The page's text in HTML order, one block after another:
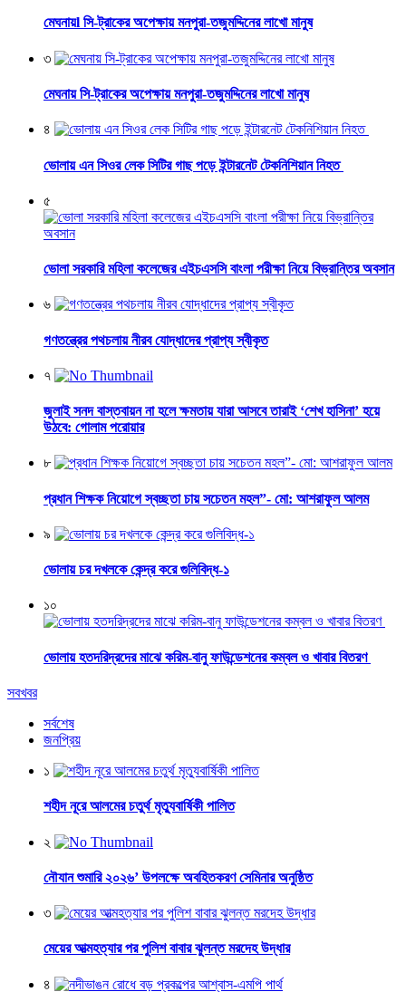
মেঘনায়l সি-ট্রাকের অপেক্ষায় মনপুরা-তজুমদ্দিনের লাখো মানুষ
৩
মেঘনায় সি-ট্রাকের অপেক্ষায় মনপুরা-তজুমদ্দিনের লাখো মানুষ
৪
ভোলায় এন সিওর লেক সিটির গাছ পড়ে ইন্টারনেট টেকনিশিয়ান নিহত
৫
ভোলা সরকারি মহিলা কলেজের এইচএসসি বাংলা পরীক্ষা নিয়ে বিভ্রান্তির অবসান
৬
গণতন্ত্রের পথচলায় নীরব যোদ্ধাদের প্রাপ্য স্বীকৃত
৭
জুলাই সনদ বাস্তবায়ন না হলে ক্ষমতায় যারা আসবে তারাই ‘শেখ হাসিনা’ হয়ে
উঠবে: গোলাম পরোয়ার
৮
প্রধান শিক্ষক নিয়োগে স্বচ্ছতা চায় সচেতন মহল”- মো: আশরাফুল আলম
৯
ভোলায় চর দখলকে কেন্দ্র করে গুলিবিদ্ধ-১
১০
ভোলায় হতদরিদ্রদের মাঝে করিম-বানু ফাউন্ডেশনের কম্বল ও খাবার বিতরণ
সবখবর
সর্বশেষ
জনপ্রিয়
১
শহীদ নূরে আলমের চতুর্থ মৃত্যুবার্ষিকী পালিত
২
নৌযান শুমারি ২০২৬’ উপলক্ষে অবহিতকরণ সেমিনার অনুষ্ঠিত
৩
মেয়ের আত্মহত্যার পর পুলিশ বাবার ঝুলন্ত মরদেহ উদ্ধার
৪